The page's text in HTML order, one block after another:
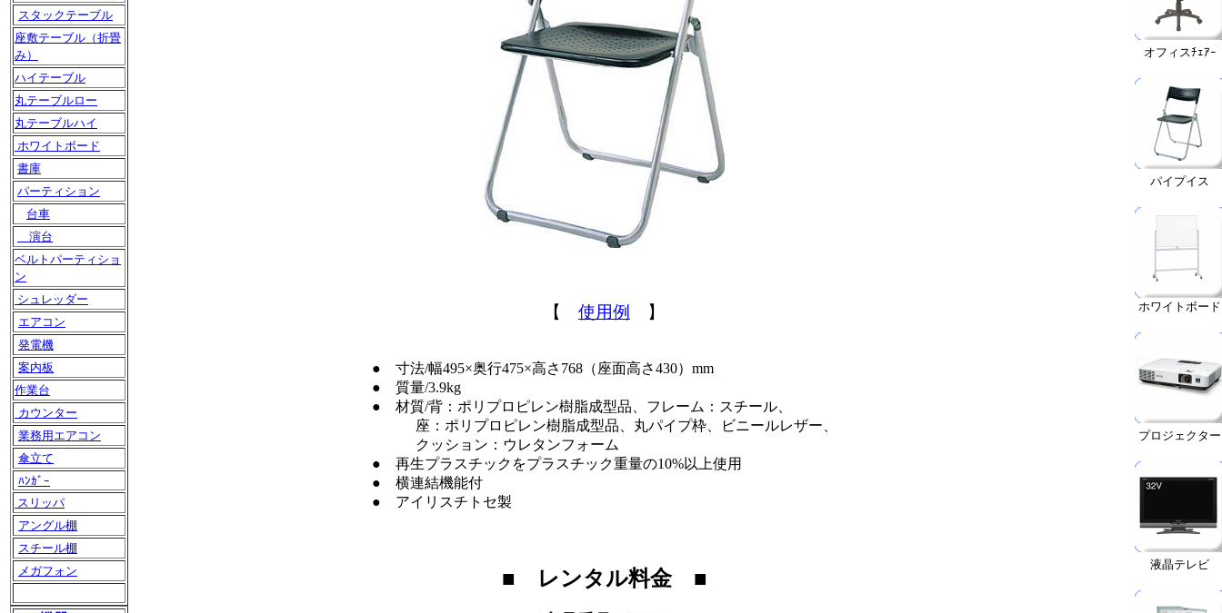
スタックテーブル
座敷テーブル（折畳
み）
ハイテーブル
丸テーブルロー
丸テーブルハイ
ホワイトボード
書庫
パーティション
台車
演台
ベルトパーティショ
ン
シュレッダー
エアコン
発電機
案内板
作業台
カウンター
業務用エアコン
傘立て
ﾊﾝｶﾞｰ
スリッパ
アングル棚
スチール棚
メガフォン
【 使用例 】
● 寸法/幅495×奥行475×高さ768（座面高さ430）mm
● 質量/3.9kg
● 材質/背：ポリプロピレン樹脂成型品、フレーム：スチール、
座：ポリプロピレン樹脂成型品、丸パイプ枠、ビニールレザー、
クッション：ウレタンフォーム
● 再生プラスチックをプラスチック重量の10%以上使用
● 横連結機能付
● アイリスチトセ製
■ レンタル料金 ■
オフィスﾁｪｱｰ
パイプイス
ホワイトボード
プロジェクター
液晶テレビ